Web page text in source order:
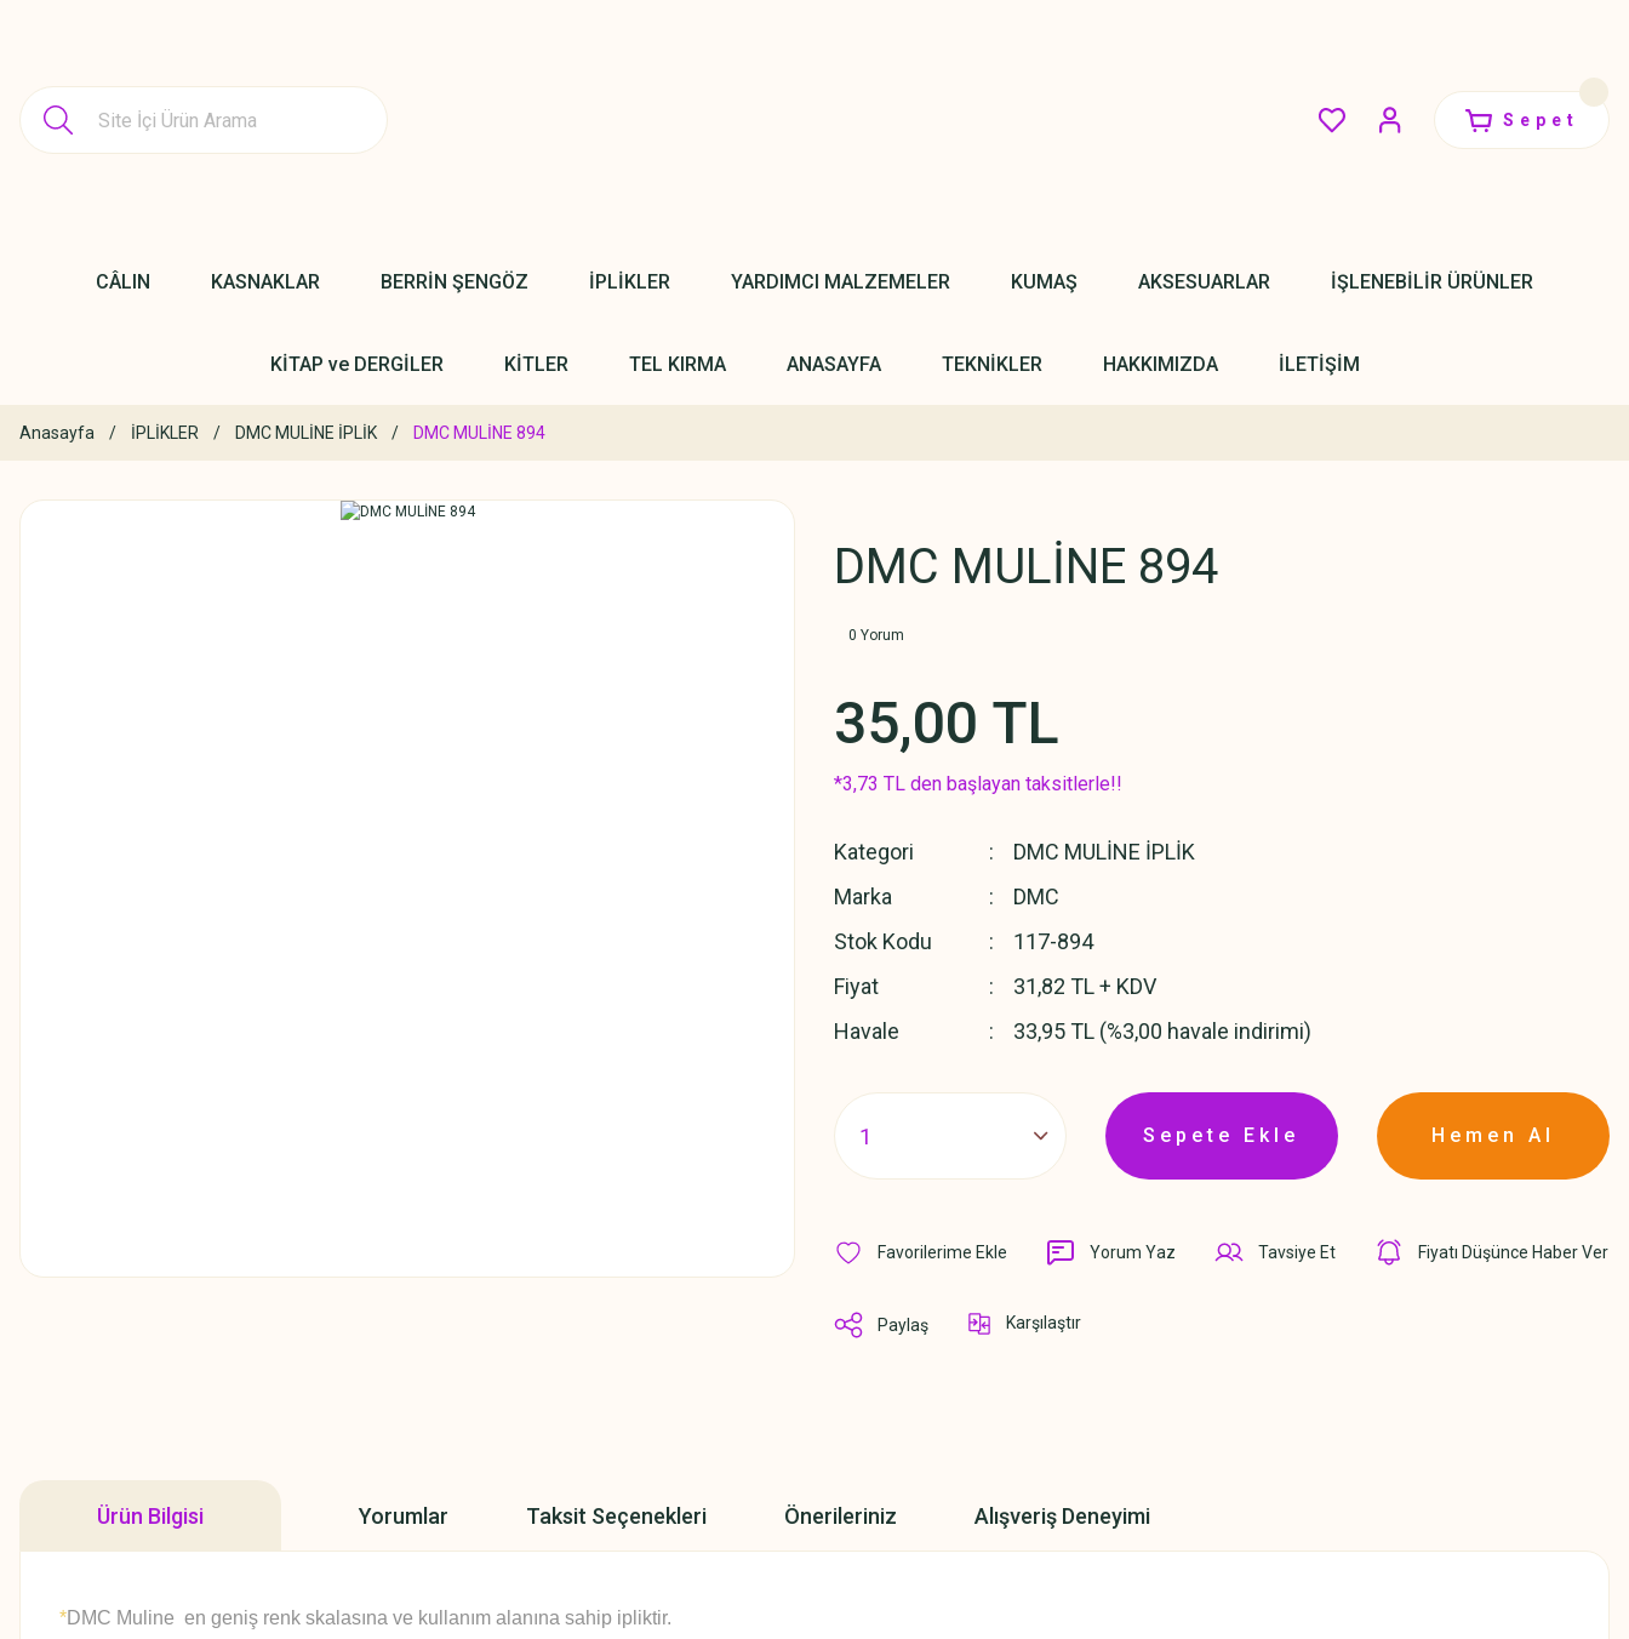
Sepet
CÂLIN KASNAKLAR BERRİN ŞENGÖZ İPLİKLER YARDIMCI MALZEMELER KUMAŞ AKSESUARLAR İŞLENEBİLİR ÜRÜNLER
KİTAP ve DERGİLER KİTLER TEL KIRMA ANASAYFA TEKNİKLER HAKKIMIZDA İLETİŞİM
Anasayfa İPLİKLER DMC MULİNE İPLİK DMC MULİNE 894
DMC MULİNE 894
0 Yorum
35,00 TL
*3,73 TL den başlayan taksitlerle!!
Kategori
DMC MULİNE İPLİK
Marka
DMC
Stok Kodu
117-894
Fiyat
31,82 TL + KDV
Havale
33,95 TL (%3,00 havale indirimi)
Sepete Ekle Hemen Al
Yorum Yaz Tavsiye Et Fiyatı Düşünce Haber Ver
Paylaş Karşılaştır
Ürün Bilgisi Yorumlar Taksit Seçenekleri Önerileriniz Alışveriş Deneyimi
*DMC Muline en geniş renk skalasına ve kullanım alanına sahip ipliktir.